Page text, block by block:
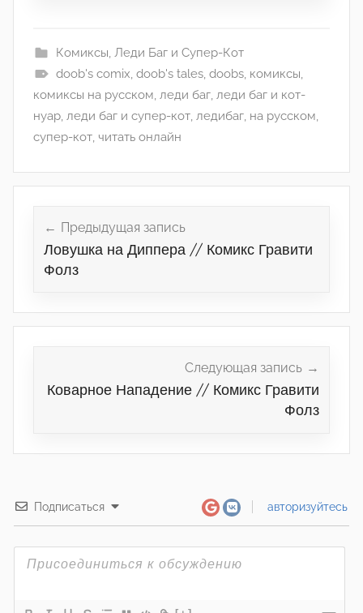
Комиксы, Леди Баг и Супер-Кот
doob's comix, doob's tales, doobs, комиксы,
комиксы на русском, леди баг, леди баг и кот-
нуар, леди баг и супер-кот, ледибаг, на русском,
супер-кот, читать онлайн
записям
Предыдущая запись
Ловушка на Диппера // Комикс Гравити
Фолз
Следующая запись
Коварное Нападение // Комикс Гравити
Фолз
Подписаться авторизуйтесь